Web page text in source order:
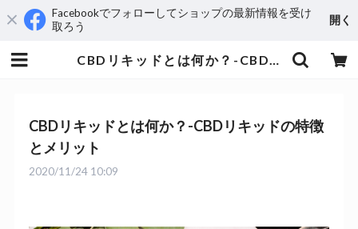
Facebookでフォローしてショップの最新情報を受け
取ろう
開く
CBDリキッドとは何か？-CBDリキッドの特徴とメリット | aequus
CBDリキッドとは何か？-CBDリキッドの特徴
とメリット
2020/11/24 10:09